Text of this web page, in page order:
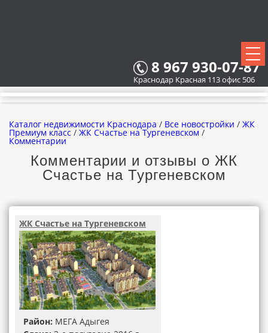
8 967 930-07-87
Краснодар Красная 113 офис 506
ВСЕ НОВОСТРОЙКИ
ВСЕ КОТТЕДЖНЫЕ ПОСЕЛКИ
Каталог недвижимости Краснодара / Все новостройки / ЖК
Премиум класс / ЖК Счастье на Тургеневском /
Комментарии
Комментарии и отзывы о ЖК
Счастье на Тургеневском
ЖК Счастье на Тургеневском
Район: МЕГА Адыгея